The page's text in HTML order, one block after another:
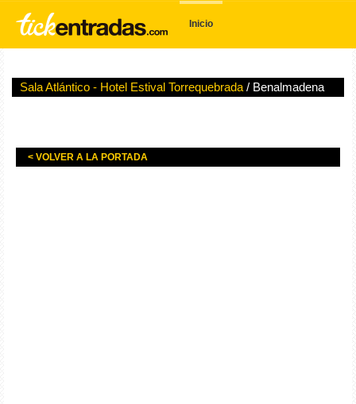
Inicio
Sala Atlántico - Hotel Estival Torrequebrada / Benalmadena
< VOLVER A LA PORTADA